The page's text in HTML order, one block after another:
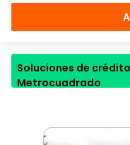
Soluciones de crédito
Metrocuadrado